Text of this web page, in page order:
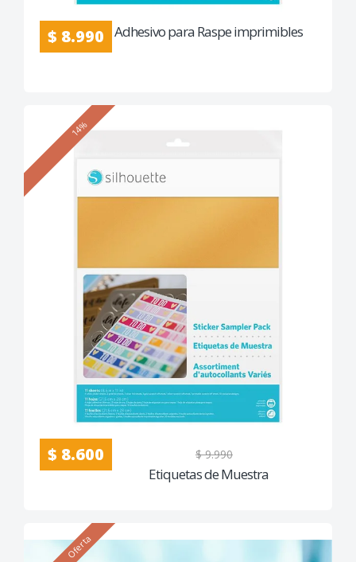
$ 8.990 Adhesivo para Raspe imprimibles
14%
$ 8.600 $ 9.990
Etiquetas de Muestra
Oferta